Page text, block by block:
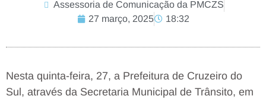
Assessoria de Comunicação da PMCZS
27 março, 2025
18:32
Nesta quinta-feira, 27, a Prefeitura de Cruzeiro do
Sul, através da Secretaria Municipal de Trânsito, em